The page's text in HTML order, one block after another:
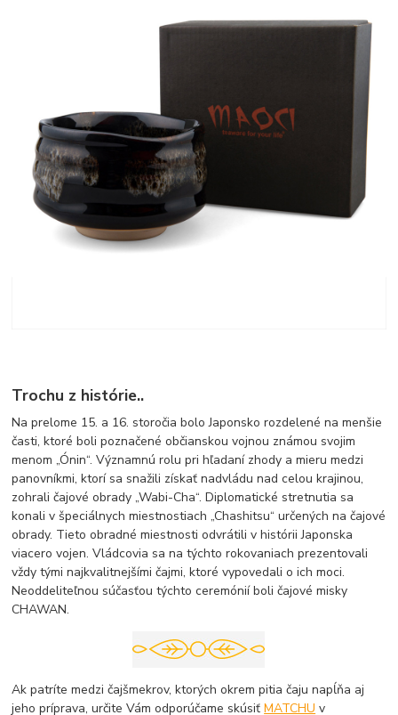
Trochu z histórie..
Na prelome 15. a 16. storočia bolo Japonsko rozdelené na menšie
časti, ktoré boli poznačené občianskou vojnou známou svojim
menom „Ónin“. Významnú rolu pri hľadaní zhody a mieru medzi
panovníkmi, ktorí sa snažili získať nadvládu nad celou krajinou,
zohrali čajové obrady „Wabi-Cha“. Diplomatické stretnutia sa
konali v špeciálnych miestnostiach „Chashitsu“ určených na čajové
obrady. Tieto obradné miestnosti odvrátili v histórii Japonska
viacero vojen. Vládcovia sa na týchto rokovaniach prezentovali
vždy tými najkvalitnejšími čajmi, ktoré vypovedali o ich moci.
Neoddeliteľnou súčasťou týchto ceremónií boli čajové misky
CHAWAN.
Ak patríte medzi čajšmekrov, ktorých okrem pitia čaju napĺňa aj
jeho príprava, určite Vám odporúčame skúsiťMATCHU v